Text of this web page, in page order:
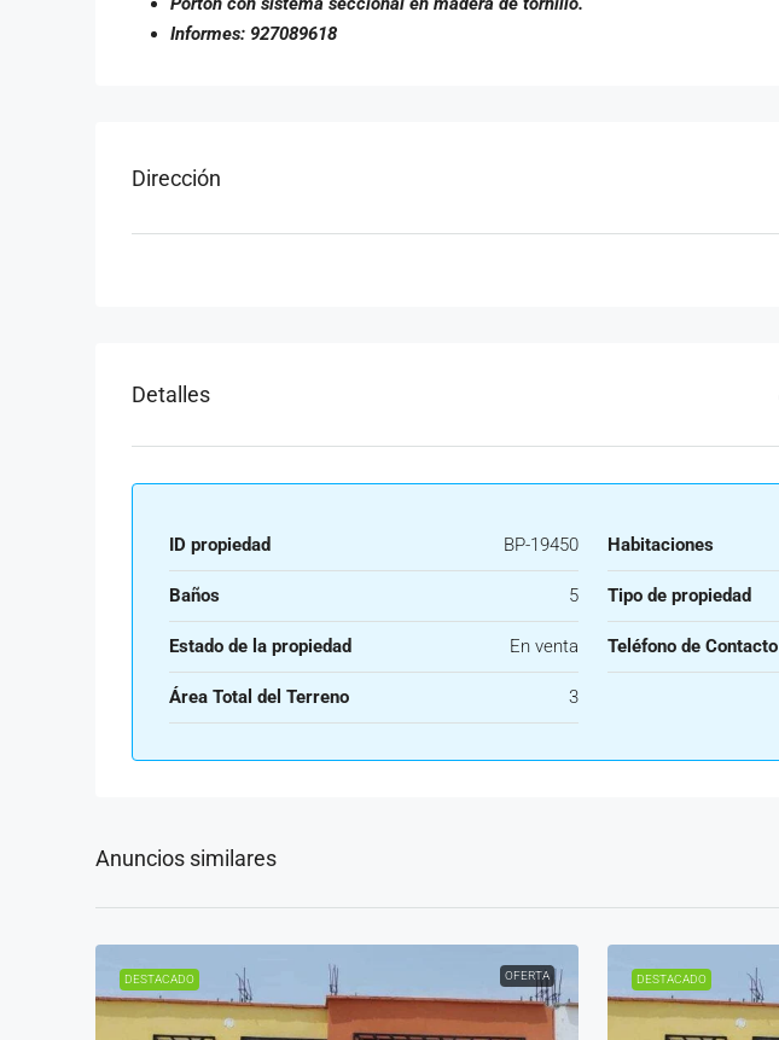
Informes: 927089618
Dirección
Detalles
ID propiedad BP-19450 Habitaciones
Baños 5 Tipo de propiedad
Estado de la propiedad En venta Teléfono de Contacto
Área Total del Terreno 3
Anuncios similares
DESTACADO OFERTA DESTACADO